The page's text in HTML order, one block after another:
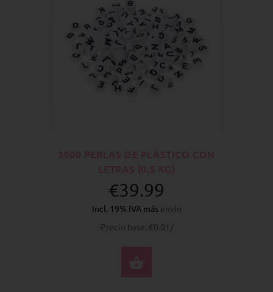
€39.99
Incl. 19% IVA más envío
Precio base: €0.01/